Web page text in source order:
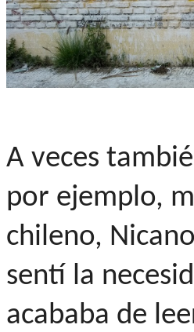
A veces
por ejemplo,
chileno,
sentí la
acababa de